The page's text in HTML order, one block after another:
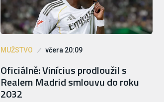
MUŽSTVO včera 20:09
Oficiálně: Vinícius prodloužil s
Realem Madrid smlouvu do roku
2032